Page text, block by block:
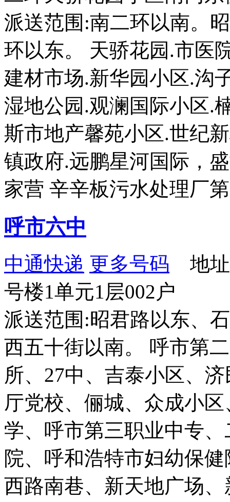
派送范围:南二环以南。
环以东。 天骄花园.市医
建材市场.新华园小区.沟
湿地公园.观澜国际小区.
斯市地产馨苑小区.世纪
镇政府.远鹏星河国际，
家营 辛辛板污水处理厂
呼市六中
中通快递 更多号码 地址
号楼1单元1层002户
派送范围:昭君路以东、
西五十街以南。 呼市第
所、27中、吉泰小区、
厅党校、俪城、众成小
学、呼市第三职业中专
院、呼和浩特市妇幼保
西路南巷、新天地广场